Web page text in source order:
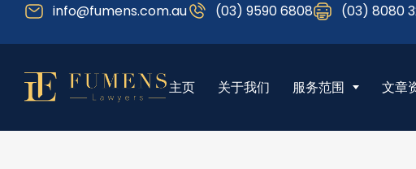
info@fumens.com.au (03) 9590 6808 (03) 8080
主页 关于我们 服务范围 文章